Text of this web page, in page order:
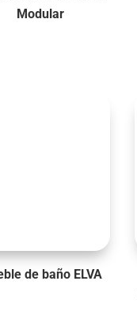
Modular
de baño ELVA